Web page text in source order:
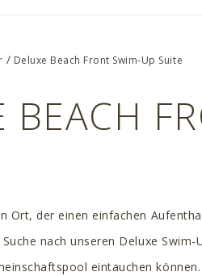
/ Deluxe Beach Front Swim-Up Suite
BEACH
Ort, der einen einfachen
nach unseren Deluxe
eintauchen können.